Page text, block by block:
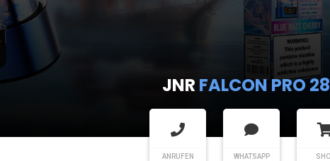
JNR FALCON PRO
ANRUFEN WHATSAPP